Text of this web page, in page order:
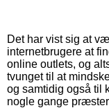
Det har vist sig at
internetbrugere at
online outlets, og
tvunget til at
og samtidig også til
nogle gange